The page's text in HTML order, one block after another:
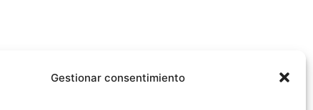
Gestionar consentimiento